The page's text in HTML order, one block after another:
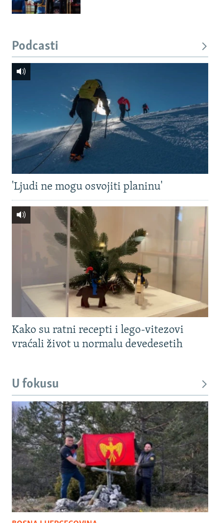
Podcasti
'Ljudi ne mogu osvojiti planinu'
Kako su ratni recepti i lego-vitezovi
vraćali život u normalu devedesetih
U fokusu